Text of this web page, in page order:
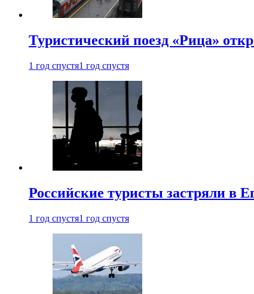
Туристический поезд «Рица»
1 год спустя1 год спустя
Российские туристы застряли в
1 год спустя1 год спустя